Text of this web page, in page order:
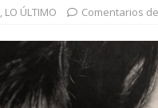
, LO ÚLTIMO Comentarios